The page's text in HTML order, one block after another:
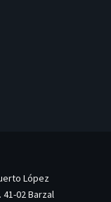
López
41-02 Barzal